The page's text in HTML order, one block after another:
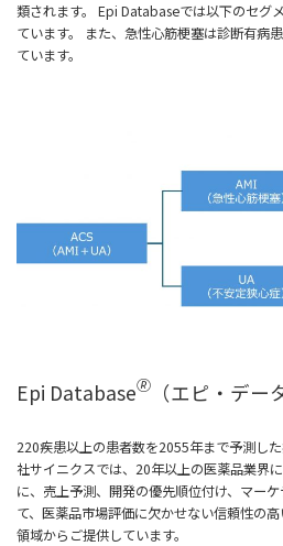
類されます。 Epi Databaseでは以下のセグ
ています。 また、急性心筋梗塞は診断有病
ています。
Epi Database🄬 （エピ・デー
220疾患以上の患者数を2055年まで予測し
社サイニクスでは、20年以上の医薬品業界
に、売上予測、開発の優先順位付け、マー
て、医薬品市場評価に欠かせない信頼性の
領域からご提供しています。